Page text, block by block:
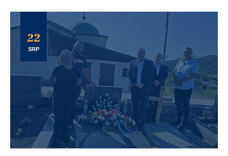
22
SRP